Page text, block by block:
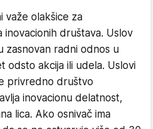
važe olakšice za
inovacionih društava. Uslov
zasnovan radni odnos u
odsto akcija ili udela. Uslovi
privredno društvo
inovacionu delatnost,
lica. Ako osnivač ima